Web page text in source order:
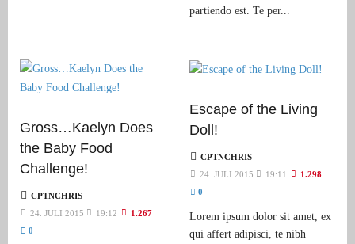
partiendo est. Te per...
Gross…Kaelyn Does
the Baby Food
Challenge!
CPTNCHRIS
24. JULI 2015
19:12
1.267
0
Escape of the Living
Doll!
CPTNCHRIS
24. JULI 2015
19:11
1.298
0
Lorem ipsum dolor sit amet, ex
qui affert adipisci, te nibh